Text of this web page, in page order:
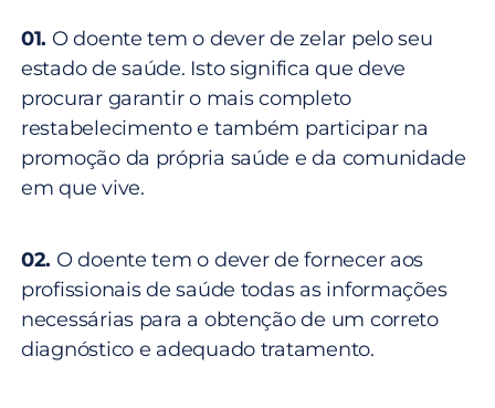
01. O doente tem o dever de zelar pelo seu
estado de saúde. Isto significa que deve
procurar garantir o mais completo
restabelecimento e também participar na
promoção da própria saúde e da comunidade
em que vive.
02. O doente tem o dever de fornecer aos
profissionais de saúde todas as informações
necessárias para a obtenção de um correto
diagnóstico e adequado tratamento.